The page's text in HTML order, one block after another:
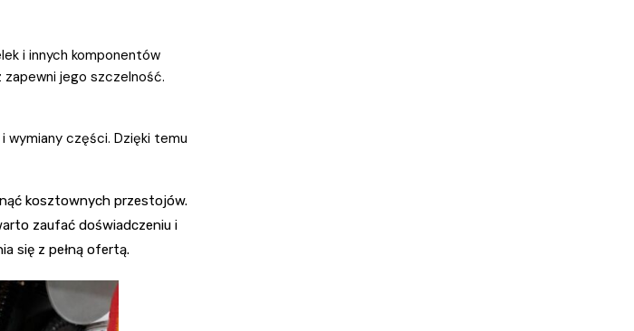
i innych komponentów
jego szczelność.
wymiany części. Dzięki temu
kosztownych przestojów.
zaufać doświadczeniu i
się z pełną ofertą.